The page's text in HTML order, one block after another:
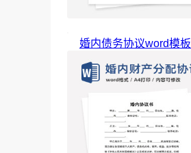
婚内债务协议word模板